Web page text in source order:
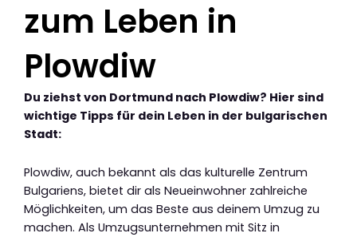
zum Leben in
Plowdiw
Du ziehst von Dortmund nach Plowdiw? Hier sind
wichtige Tipps für dein Leben in der bulgarischen
Stadt:
Plowdiw, auch bekannt als das kulturelle Zentrum
Bulgariens, bietet dir als Neueinwohner zahlreiche
Möglichkeiten, um das Beste aus deinem Umzug zu
machen. Als Umzugsunternehmen mit Sitz in